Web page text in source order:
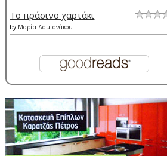
Το πράσινο χαρτάκι
by Μαρία Δαμιανάκου